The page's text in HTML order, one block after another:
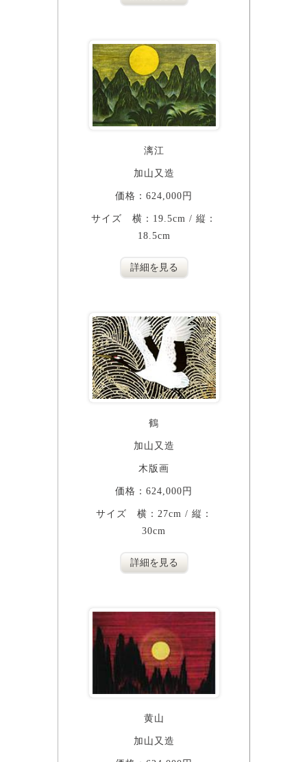
漓江
加山又造
価格：624,000円
サイズ 横：19.5cm / 縦：
18.5cm
詳細を見る
鶴
加山又造
木版画
価格：624,000円
サイズ 横：27cm / 縦：
30cm
詳細を見る
黄山
加山又造